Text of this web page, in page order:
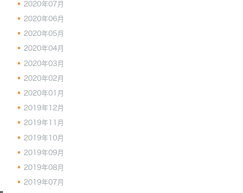
2020年07月
2020年06月
2020年05月
2020年04月
2020年03月
2020年02月
2020年01月
2019年12月
2019年11月
2019年10月
2019年09月
2019年08月
2019年07月